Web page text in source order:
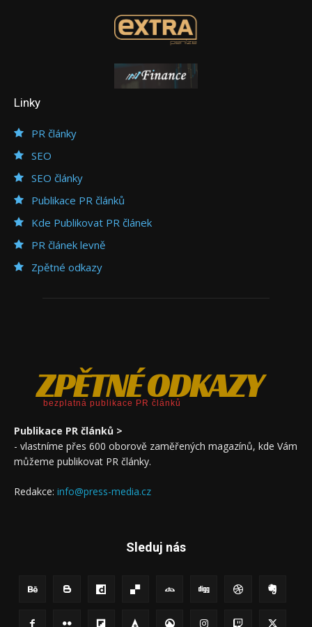
Linky
PR články
SEO
SEO články
Publikace PR článků
Kde Publikovat PR článek
PR článek levně
Zpětné odkazy
ZPĚTNÉ ODKAZY
bezplatná publikace PR článků
Publikace PR článků >
- vlastníme přes 600 oborově zaměřených magazínů, kde Vám
můžeme publikovat PR články.
Redakce: info@press-media.cz
Sleduj nás